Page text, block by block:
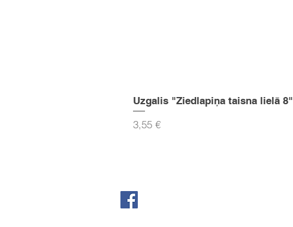
Uzgalis "Ziedlapiņa taisna lielā 8"
Cena
3,55 €